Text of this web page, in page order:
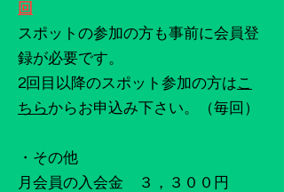
回
​スポットの参加の方も事前に会員登
録が必要です。
​2回目以降のスポット参加の方はこ
ちらからお申込み下さい。（毎回）
・その他
月会員の入会金 ３，３００円